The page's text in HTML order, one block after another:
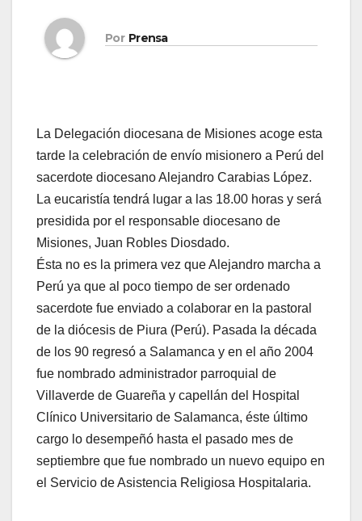
Por Prensa
La Delegación diocesana de Misiones acoge esta
tarde la celebración de envío misionero a Perú del
sacerdote diocesano Alejandro Carabias López.
La eucaristía tendrá lugar a las 18.00 horas y será
presidida por el responsable diocesano de
Misiones, Juan Robles Diosdado.
Ésta no es la primera vez que Alejandro marcha a
Perú ya que al poco tiempo de ser ordenado
sacerdote fue enviado a colaborar en la pastoral
de la diócesis de Piura (Perú). Pasada la década
de los 90 regresó a Salamanca y en el año 2004
fue nombrado administrador parroquial de
Villaverde de Guareña y capellán del Hospital
Clínico Universitario de Salamanca, éste último
cargo lo desempeñó hasta el pasado mes de
septiembre que fue nombrado un nuevo equipo en
el Servicio de Asistencia Religiosa Hospitalaria.